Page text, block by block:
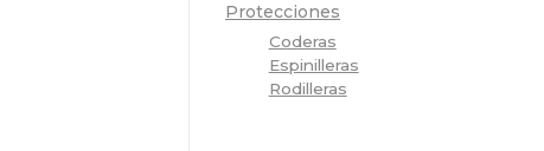
Protecciones
Coderas
Espinilleras
Rodilleras